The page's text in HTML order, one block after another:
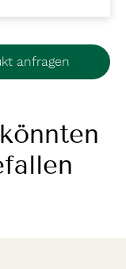
anfragen